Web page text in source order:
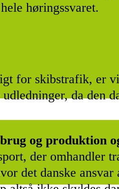
høringssvaret.
for skibstrafik, er
da den
og produktion
der omhandler
det danske